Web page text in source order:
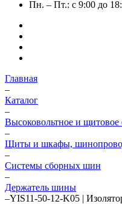
Пн. – Пт.: с 9:00 до
Главная
–
Каталог
–
Высоковольтное и щитовое
–
Щиты и шкафы,
–
Системы сборных шин
–
Держатель шины
–YIS11-50-12-K05 |